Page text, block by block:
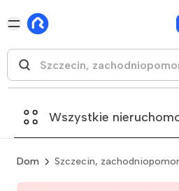
Wszystkie
Dom Szczecin,